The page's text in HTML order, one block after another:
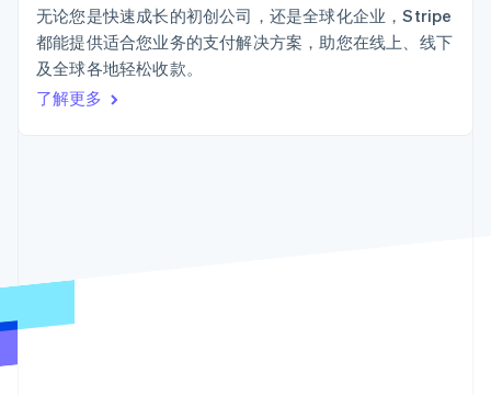
Authorization
Boost
支付成功率优
化
Link
会计自动化
Stripe Sigma
Radar
资金管理
平台
SaaS
按行业
通过智能体配置和管理服
务
产品路线图
Sessions 年度大会
无论您是快速成长的初创公司，还是全球化企业，Stripe
都能提供适合您业务的支付解决方案，助您在线上、线下
及全球各地轻松收款。
了解更多